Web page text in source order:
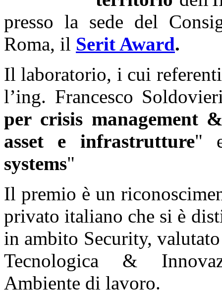
presso la sede del
Roma, il Serit Award.
Il laboratorio, i cui
l’ing. Francesco
per crisis management
asset e infrastrutture"
systems"
Il premio è un
privato italiano che si è
in ambito Security,
Tecnologica &
Ambiente di lavoro.